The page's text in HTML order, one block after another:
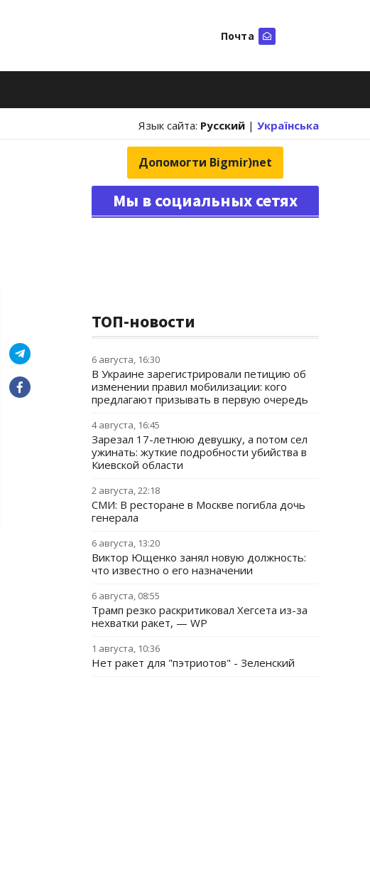
Почта
Язык сайта: Русский | Українська
Допомогти Bigmir)net
Мы в социальных сетях
ТОП-новости
6 августа, 16:30
В Украине зарегистрировали петицию об
изменении правил мобилизации: кого
предлагают призывать в первую очередь
4 августа, 16:45
Зарезал 17-летнюю девушку, а потом сел
ужинать: жуткие подробности убийства в
Киевской области
2 августа, 22:18
СМИ: В ресторане в Москве погибла дочь
генерала
6 августа, 13:20
Виктор Ющенко занял новую должность:
что известно о его назначении
6 августа, 08:55
Трамп резко раскритиковал Хегсета из-за
нехватки ракет, — WP
1 августа, 10:36
Нет ракет для "пэтриотов" - Зеленский